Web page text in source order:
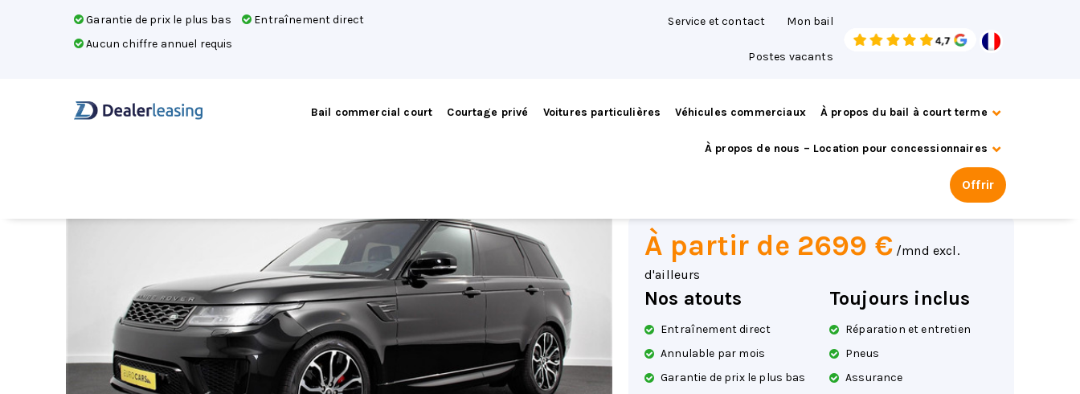
Garantie de prix le plus bas
Entraînement direct
Aucun chiffre annuel requis
Service et contact Mon bail
Postes vacants
Bail commercial court Courtage privé Voitures particulières Véhicules commerciaux À propos du bail à court terme
À propos de nous – Location pour concessionnaires
Offrir
Land Rover Range Rover
À partir de 2699 € /mnd excl.
d'ailleurs
Nos atouts
Entraînement direct
Annulable par mois
Garantie de prix le plus bas
Toujours inclus
Réparation et entretien
Pneus
Assurance